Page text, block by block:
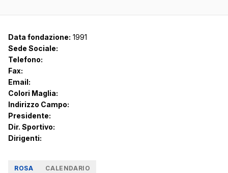
Data fondazione: 1991
Sede Sociale:
Telefono:
Fax:
Email:
Colori Maglia:
Indirizzo Campo:
Presidente:
Dir. Sportivo:
Dirigenti:
ROSA CALENDARIO